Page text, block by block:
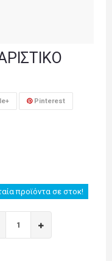
Pinterest
προϊόντα σε στοκ!